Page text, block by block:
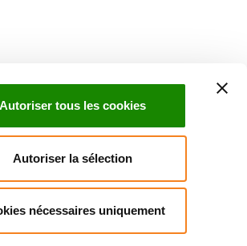
Autoriser tous les cookies
Autoriser la sélection
nécessaires uniquement
vous à la newsletter
Droits du patient